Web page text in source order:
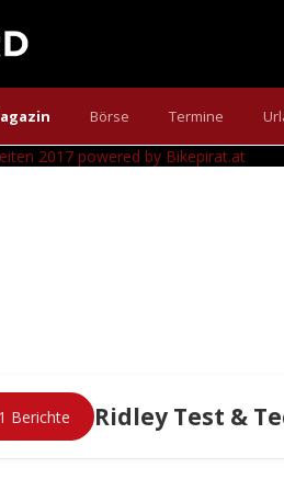
Börse Termine
2016 -
offiziell geschlagen, und unsere
Ridley Test &
Berichte